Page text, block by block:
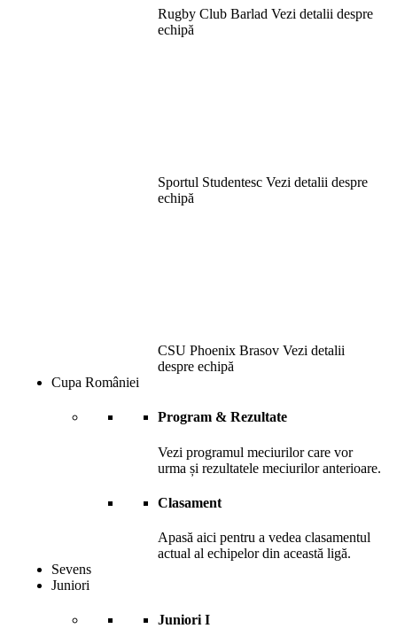
Rugby Club Barlad Vezi detalii despre
echipă
Sportul Studentesc Vezi detalii despre
echipă
CSU Phoenix Brasov Vezi detalii
despre echipă
Cupa României
Program & Rezultate
Vezi programul meciurilor care vor
urma și rezultatele meciurilor anterioare.
Clasament
Apasă aici pentru a vedea clasamentul
actual al echipelor din această ligă.
Sevens
Juniori
Juniori I